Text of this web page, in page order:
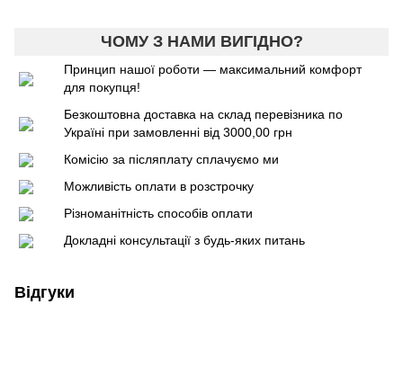
ЧОМУ З НАМИ ВИГІДНО?
Принцип нашої роботи — максимальний комфорт
для покупця!
Безкоштовна доставка на склад перевізника по
Україні при замовленні від 3000,00 грн
Комісію за післяплату сплачуємо ми
Можливість оплати в розстрочку
Різноманітність способів оплати
Докладні консультації з будь-яких питань
Відгуки